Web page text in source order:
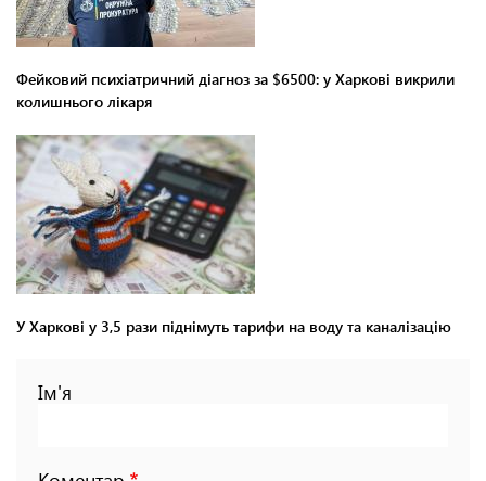
Фейковий психіатричний діагноз за $6500: у Харкові викрили
колишнього лікаря
У Харкові у 3,5 рази піднімуть тарифи на воду та каналізацію
Ім'я